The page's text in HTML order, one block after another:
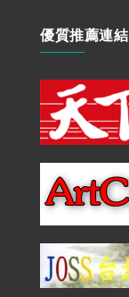
優質推薦連結